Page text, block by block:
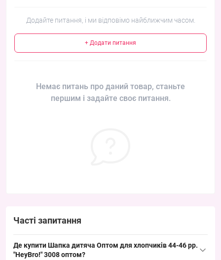
Додайте питання, і ми відповімо найближчим часом.
+ Додати питання
Немає питань про даний товар, станьте
першим і задайте своє питання.
Часті запитання
Де купити Шапка дитяча Оптом для хлопчиків 44-46 рр.
"HeyBro!" 3008 оптом?